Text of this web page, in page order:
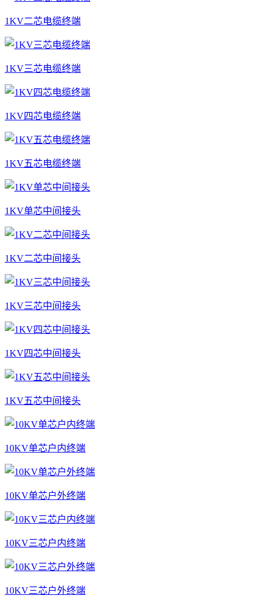
1KV二芯电缆终端
1KV三芯电缆终端
1KV四芯电缆终端
1KV五芯电缆终端
1KV单芯中间接头
1KV二芯中间接头
1KV三芯中间接头
1KV四芯中间接头
1KV五芯中间接头
10KV单芯户内终端
10KV单芯户外终端
10KV三芯户内终端
10KV三芯户外终端